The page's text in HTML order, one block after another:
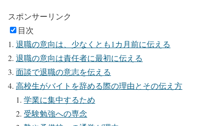
スポンサーリンク
目次
退職の意向は、少なくとも1カ月前に伝える
退職の意向は責任者に最初に伝える
面談で退職の意志を伝える
高校生がバイトを辞める際の理由とその伝え方
学業に集中するため
受験勉強への専念